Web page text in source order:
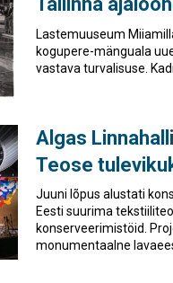
Lastemuuseum
kogupere-mänguala
vastava turvalisuse.
Algas
Teose
Juuni lõpus alustati
Eesti suurima
konserveerimistöid.
monumentaalne